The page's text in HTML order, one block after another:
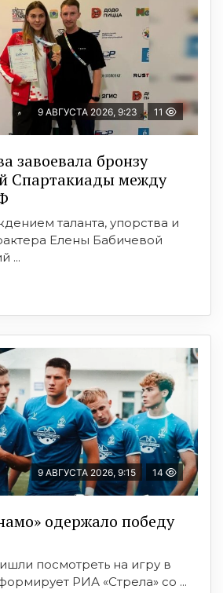
9 АВГУСТА 2026, 9:23 11
завоевала бронзу
Спартакиады между
таланта, упорства и
Елены Бабичевой
...
9 АВГУСТА 2026, 9:15 14
одержало победу
посмотреть на игру в
РИА «Стрела» со ...